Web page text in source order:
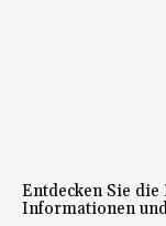
Entdecken Sie
Informationen